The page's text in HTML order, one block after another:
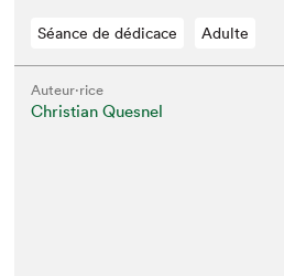
Séance de dédicace Adulte
Auteur·rice
Christian Quesnel